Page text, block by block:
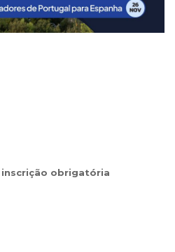
obrigatória